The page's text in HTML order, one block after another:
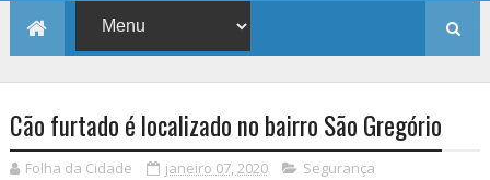
Cão furtado é localizado no bairro São Gregório
Folha da Cidade janeiro 07, 2020 Segurança